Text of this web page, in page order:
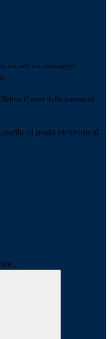
inviato un messaggio
il reset della password
di posta elettronica!